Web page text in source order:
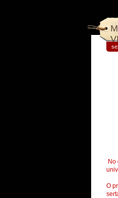
No
O